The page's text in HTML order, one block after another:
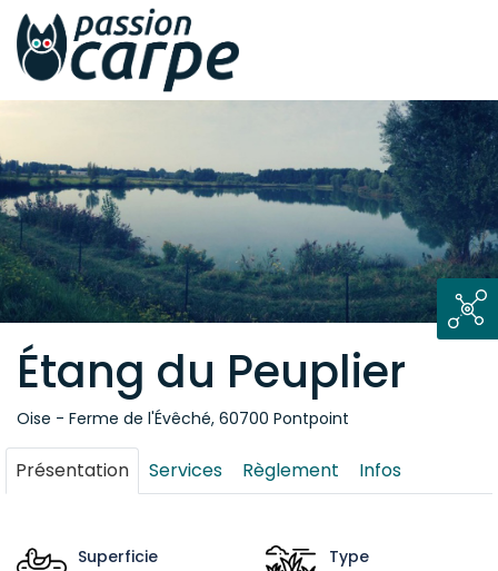
Étang du Peuplier
Oise - Ferme de l'Évêché, 60700 Pontpoint
Présentation Services Règlement Infos
Superficie
Type